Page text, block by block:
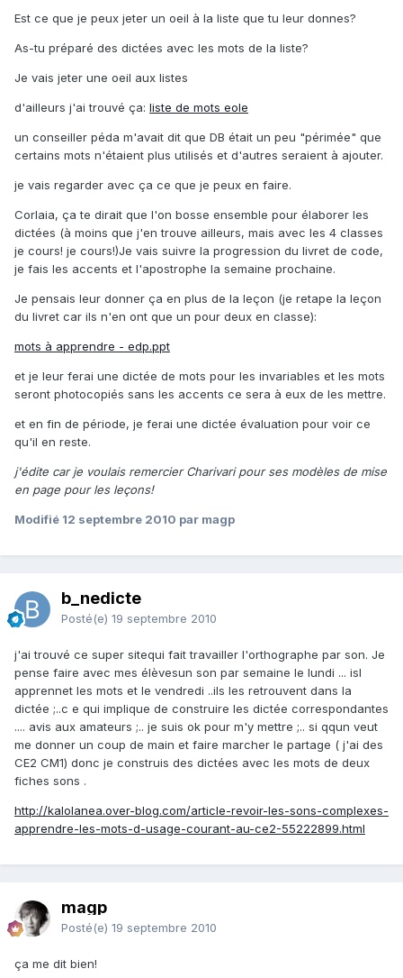
Est ce que je peux jeter un oeil à la liste que tu leur donnes?
As-tu préparé des dictées avec les mots de la liste?
Je vais jeter une oeil aux listes
d'ailleurs j'ai trouvé ça: liste de mots eole
un conseiller péda m'avait dit que DB était un peu "périmée" que
certains mots n'étaient plus utilisés et d'autres seraient à ajouter.
je vais regarder avec ça ce que je peux en faire.
Corlaia, ça te dirait que l'on bosse ensemble pour élaborer les
dictées (à moins que j'en trouve ailleurs, mais avec les 4 classes
je cours! je cours!)Je vais suivre la progression du livret de code,
je fais les accents et l'apostrophe la semaine prochaine.
Je pensais leur donner ça en plus de la leçon (je retape la leçon
du livret car ils n'en ont que un pour deux en classe):
mots à apprendre - edp.ppt
et je leur ferai une dictée de mots pour les invariables et les mots
seront photocopiés sans les accents ce sera à eux de les mettre.
et en fin de période, je ferai une dictée évaluation pour voir ce
qu'il en reste.
j'édite car je voulais remercier Charivari pour ses modèles de mise
en page pour les leçons!
Modifié 12 septembre 2010 par magp
b_nedicte
Posté(e) 19 septembre 2010
j'ai trouvé ce super sitequi fait travailler l'orthographe par son. Je
pense faire avec mes élèvesun son par semaine le lundi ... isl
apprennet les mots et le vendredi ..ils les retrouvent dans la
dictée ;..c e qui implique de construire les dictée correspondantes
.... avis aux amateurs ;.. je suis ok pour m'y mettre ;.. si qqun veut
me donner un coup de main et faire marcher le partage ( j'ai des
CE2 CM1) donc je construis des dictées avec les mots de deux
fiches sons .
http://kalolanea.over-blog.com/article-revoir-les-sons-complexes-
apprendre-les-mots-d-usage-courant-au-ce2-55222899.html
magp
Posté(e) 19 septembre 2010
ça me dit bien!